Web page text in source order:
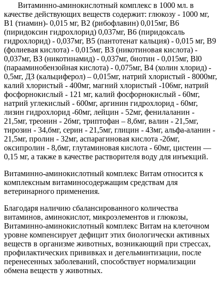
Витаминно-аминокислотный комплекс в 1000 мл. в
качестве действующих веществ содержит: глюкозу - 1000 мг,
B1 (тиамин)- 0,015 мг, В2 (рибофлавин) 0,015мг, В6
(пиридоксин гидрохлорид) 0,037мг, В6 (пиридоксаль
гидрохлорид) - 0,037мг, В5 (пантотенат кальция) - 0,015 мг, В9
(фолиевая кислота) - 0,015мг, ВЗ (никотиновая кислота) -
0,037мг, ВЗ (никотинамид) - 0,037мг, биотин - 0,015мг, Bl0
(парааминобензойная кислота) - 0,075мг, В4 (холин хлорид) -
0,5мг, ДЗ (кальциферол) – 0,015мг, натрий хлористый - 8000мг,
калий хлористый - 400мг, магний хлористый -106мг, натрий
фосфорнокислый - 121 мг, калий фосфорнокислый - 60мг,
натрий углекислый - 600мг, аргинин гидрохлорид - 60мг,
лизин гидрохлорид -60мг, лейцин - 52мг, фенилаланин -
21,5мг, треонин - 2бмг, триптофан – 8,бмг, валин - 21,5мг,
тирозин - 34,бмг, серин - 21,5мг, глицин - 43мг, альфа-аланин -
21,5мг, пролин - 32мг, аспарагиновая кислота -2бмг,
оксипролин - 8,бмг, глутаминовая кислота - 60мг, цистеин —
0,15 мг, а также в качестве растворителя воду для инъекций.
Витаминно-аминокислотный комплекс Витам относится к
комплексным витаминосодержащим средствам для
ветеринарного применения.
Благодаря наличию сбалансированного количества
витаминов, аминокислот, микроэлементов и глюкозы,
Витаминно-аминокислотный комплекс Витам на клеточном
уровне компенсирует дефицит этих биологически активных
веществ в организме животных, возникающий при стрессах,
профилактических прививках и дегельминтизации, после
перенесенных заболеваний, способствует нормализации
обмена веществ у животных.